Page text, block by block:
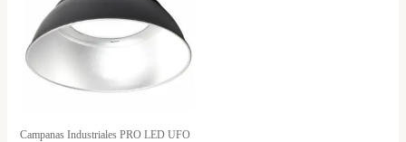
Campanas Industriales PRO LED UFO